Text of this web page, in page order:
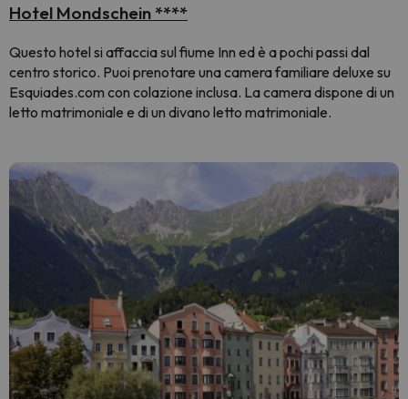
Hotel Mondschein ****
Questo hotel si affaccia sul fiume Inn ed è a pochi passi dal
centro storico. Puoi prenotare una camera familiare deluxe su
Esquiades.com con colazione inclusa. La camera dispone di un
letto matrimoniale e di un divano letto matrimoniale.